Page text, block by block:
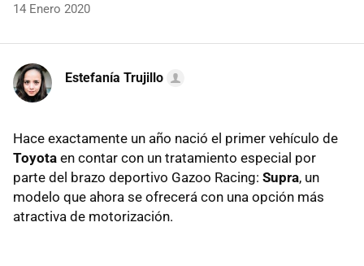
14 Enero 2020
Estefanía Trujillo
Hace exactamente un año nació el primer vehículo de
Toyota en contar con un tratamiento especial por
parte del brazo deportivo Gazoo Racing: Supra, un
modelo que ahora se ofrecerá con una opción más
atractiva de motorización.